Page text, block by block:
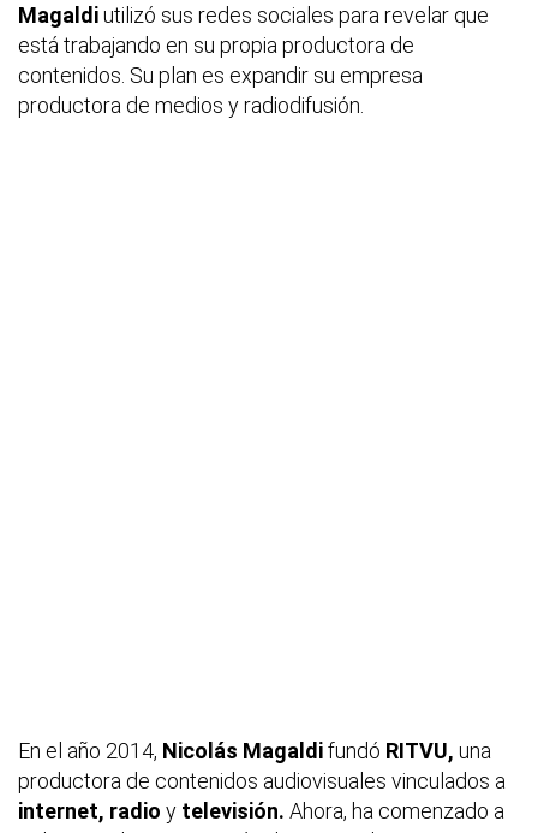
Magaldiutilizó sus redes sociales para revelar que
está trabajando en su propia productora de
contenidos. Su plan es expandir su empresa
productora de medios y radiodifusión.
En el año 2014, Nicolás Magaldifundó RITVU, una
productora de contenidos audiovisuales vinculados a
internet, radio y televisión. Ahora, ha comenzado a